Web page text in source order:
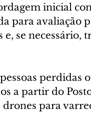
inicial
para avaliação
se necessário,
perdidas
a partir do
para